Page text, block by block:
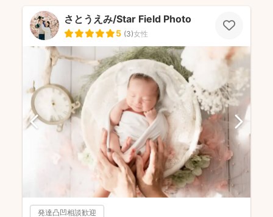
さとうえみ/Star Field Photo
5 (3)女性
発達凸凹相談歓迎